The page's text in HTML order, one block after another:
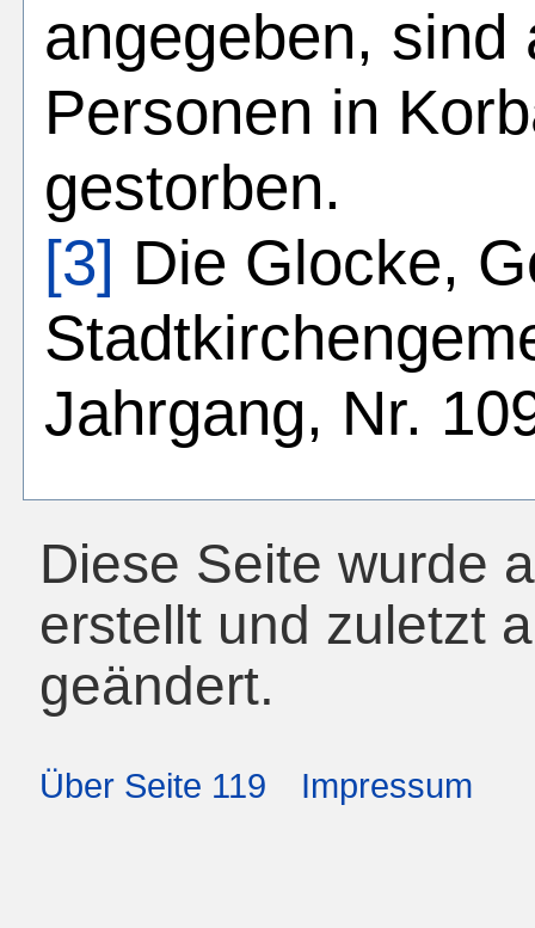
angegeben, sind
Personen in
gestorben.
[3] Die Glocke,
Jahrgang, Nr.
Diese Seite wurde
erstellt und zuletzt
geändert.
Über Seite 119 Impressum